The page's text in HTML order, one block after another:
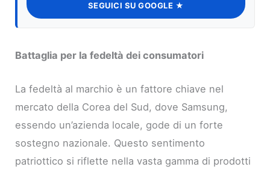
SEGUICI SU GOOGLE ★
Battaglia per la fedeltà dei consumatori
La fedeltà al marchio è un fattore chiave nel
mercato della Corea del Sud, dove Samsung,
essendo un’azienda locale, gode di un forte
sostegno nazionale. Questo sentimento
patriottico si riflette nella vasta gamma di prodotti